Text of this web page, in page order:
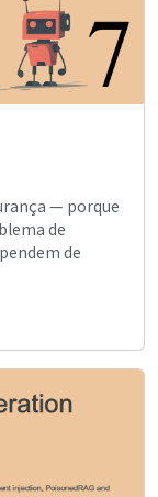
— porque
de
de